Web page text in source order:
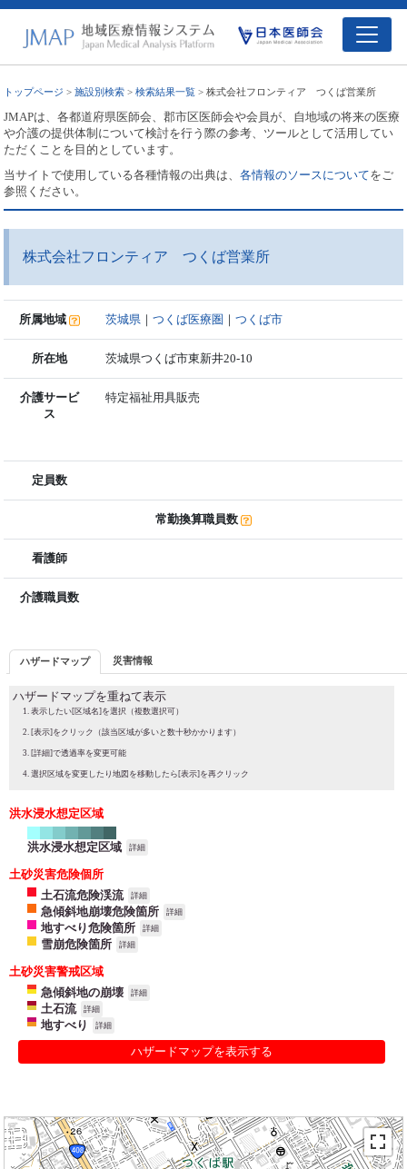
トップページ >施設別検索 >検索結果一覧 > 株式会社フロンティア つくば営業所
JMAPは、各都道府県医師会、郡市区医師会や会員が、自地域の将来の医療
や介護の提供体制について検討を行う際の参考、ツールとして活用してい
ただくことを目的としています。
当サイトで使用している各種情報の出典は、各情報のソースについてをご
参照ください。
株式会社フロンティア つくば営業所
所属地域 茨城県 ｜つくば医療圏 ｜つくば市
所在地 茨城県つくば市東新井20-10
介護サービ
ス
特定福祉用具販売
定員数
常勤換算職員数
看護師
介護職員数
ハザードマップ 災害情報
ハザードマップを重ねて表示
表示したい[区域名]を選択（複数選択可）
[表示]をクリック（該当区域が多いと数十秒かかります）
[詳細]で透過率を変更可能
選択区域を変更したり地図を移動したら[表示]を再クリック
洪水浸水想定区域
洪水浸水想定区域 詳細
土砂災害危険個所
土石流危険渓流
詳細
急傾斜地崩壊危険箇所 詳細
地すべり危険箇所 詳細
雪崩危険箇所 詳細
土砂災害警戒区域
急傾斜地の崩壊
詳細
土石流 詳細
地すべり 詳細
ハザードマップを表示する